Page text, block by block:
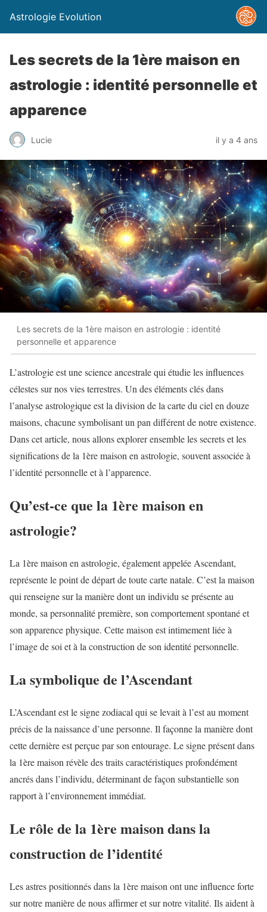
Astrologie Evolution
Les secrets de la 1ère maison en
astrologie : identité personnelle et
apparence
Lucie il y a 4 ans
Les secrets de la 1ère maison en astrologie : identité
personnelle et apparence
L’astrologie est une science ancestrale qui étudie les influences
célestes sur nos vies terrestres. Un des éléments clés dans
l’analyse astrologique est la division de la carte du ciel en douze
maisons, chacune symbolisant un pan différent de notre existence.
Dans cet article, nous allons explorer ensemble les secrets et les
significations de la 1ère maison en astrologie, souvent associée à
l’identité personnelle et à l’apparence.
Qu’est-ce que la 1ère maison en
astrologie?
La 1ère maison en astrologie, également appelée Ascendant,
représente le point de départ de toute carte natale. C’est la maison
qui renseigne sur la manière dont un individu se présente au
monde, sa personnalité première, son comportement spontané et
son apparence physique. Cette maison est intimement liée à
l’image de soi et à la construction de son identité personnelle.
La symbolique de l’Ascendant
L’Ascendant est le signe zodiacal qui se levait à l’est au moment
précis de la naissance d’une personne. Il façonne la manière dont
cette dernière est perçue par son entourage. Le signe présent dans
la 1ère maison révèle des traits caractéristiques profondément
ancrés dans l’individu, déterminant de façon substantielle son
rapport à l’environnement immédiat.
Le rôle de la 1ère maison dans la
construction de l’identité
Les astres positionnés dans la 1ère maison ont une influence forte
sur notre manière de nous affirmer et sur notre vitalité. Ils aident à